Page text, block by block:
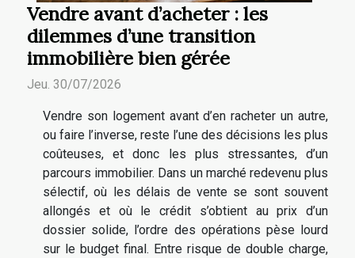
Vendre avant d’acheter : les
dilemmes d’une transition
immobilière bien gérée
Jeu. 30/07/2026
Vendre son logement avant d’en racheter un autre,
ou faire l’inverse, reste l’une des décisions les plus
coûteuses, et donc les plus stressantes, d’un
parcours immobilier. Dans un marché redevenu plus
sélectif, où les délais de vente se sont souvent
allongés et où le crédit s’obtient au prix d’un
dossier solide, l’ordre des opérations pèse lourd
sur le budget final. Entre risque de double charge,